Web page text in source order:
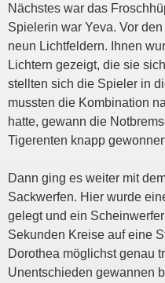
Nächstes war das
Spielerin war Yeva. Vor
neun Lichtfeldern. Ihnen
Lichtern gezeigt, die sie
stellten sich die Spieler in
mussten die Kombination
hatte, gewann die
Tigerenten knapp
Dann ging es weiter mit
Sackwerfen. Hier wurde
gelegt und ein
Sekunden Kreise auf eine
Dorothea möglichst genau
Unentschieden gewannen